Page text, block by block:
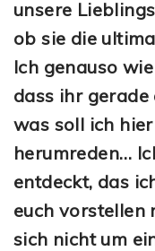
unsere
ob sie die
Ich genauso
dass ihr
was soll ich
herumreden…
entdeckt, das
euch vorstellen
sich nicht um